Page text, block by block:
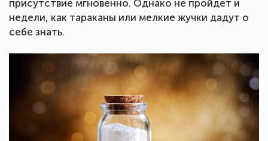
присутствие мгновенно. Однако не пройдет и
недели, как тараканы или мелкие жучки дадут о
себе знать.